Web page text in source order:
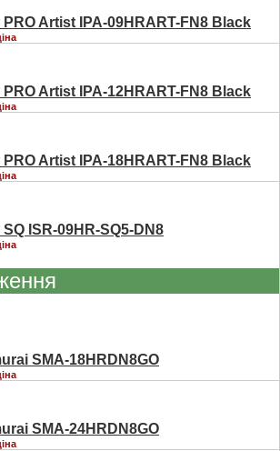
Artist IPA-09HRART-FN8 Black
Artist IPA-12HRART-FN8 Black
Artist IPA-18HRART-FN8 Black
ISR-09HR-SQ5-DN8
SMA-18HRDN8GO
SMA-24HRDN8GO